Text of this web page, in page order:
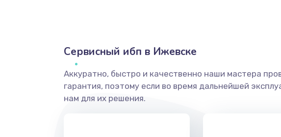
Сервисный ибп в Ижевске
Аккуратно, быстро и качественно наши мастера
гарантия, поэтому если во время дальнейшей
нам для их решения.